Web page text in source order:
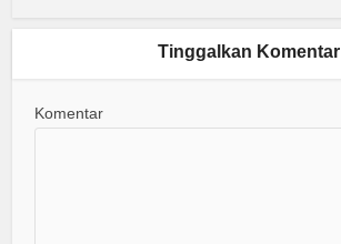
Tinggalkan Komentar
Komentar